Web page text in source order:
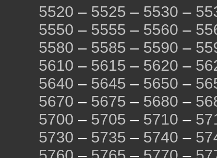
5520 – 5525 – 5530 –
5550 – 5555 – 5560 –
5580 – 5585 – 5590 –
5610 – 5615 – 5620 –
5640 – 5645 – 5650 –
5670 – 5675 – 5680 –
5700 – 5705 – 5710 –
5730 – 5735 – 5740 –